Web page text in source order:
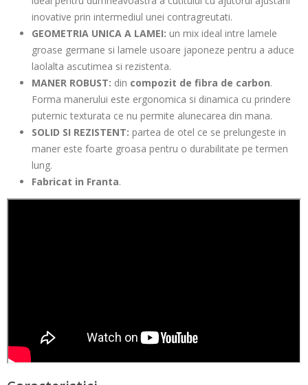
inovative prin intermediul unei contragreutati.
GEOMETRIA UNICA A LAMEI: un mix ideal intre lamele
groase germane si lamele usoare japoneze pentru a aduce
laolalta ascutimea si rezistenta.
MANER ROBUST: din compozit de fibra de carbon.
Forma manerului este ergonomica si dinamica cu prindere
puternic texturata ce nu permite alunecarea din mana.
SOLID SI REZISTENT: partea de otel ce se prelungeste in
maner este foarte groasa pentru o durabilitate pe termen
lung.
Fabricat in Franta.